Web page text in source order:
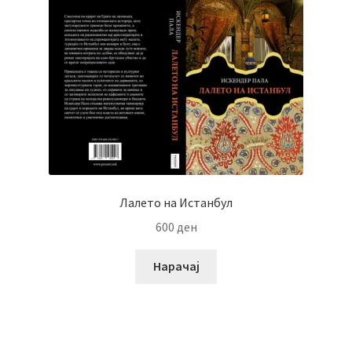
Лалето на Истанбул
600 ден
Нарачај